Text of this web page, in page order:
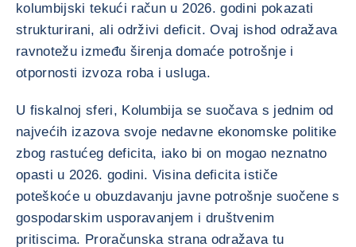
kolumbijski tekući račun u 2026. godini pokazati
strukturirani, ali održivi deficit. Ovaj ishod odražava
ravnotežu između širenja domaće potrošnje i
otpornosti izvoza roba i usluga.
U fiskalnoj sferi, Kolumbija se suočava s jednim od
najvećih izazova svoje nedavne ekonomske politike
zbog rastućeg deficita, iako bi on mogao neznatno
opasti u 2026. godini. Visina deficita ističe
poteškoće u obuzdavanju javne potrošnje suočene s
gospodarskim usporavanjem i društvenim
pritiscima. Proračunska strana odražava tu